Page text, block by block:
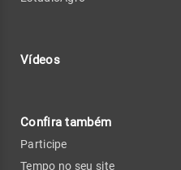
Vídeos
Confira também
Participe
Tempo no seu site